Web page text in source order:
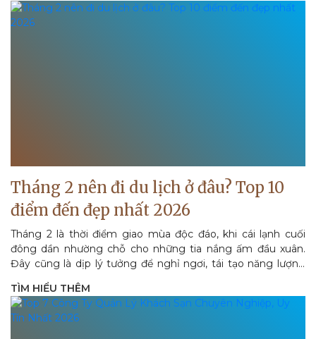
Tháng 2 nên đi du lịch ở đâu? Top 10
điểm đến đẹp nhất 2026
Tháng 2 là thời điểm giao mùa độc đáo, khi cái lạnh cuối
đông dần nhường chỗ cho những tia nắng ấm đầu xuân.
Đây cũng là dịp lý tưởng để nghỉ ngơi, tái tạo năng lượng
TÌM HIỂU THÊM